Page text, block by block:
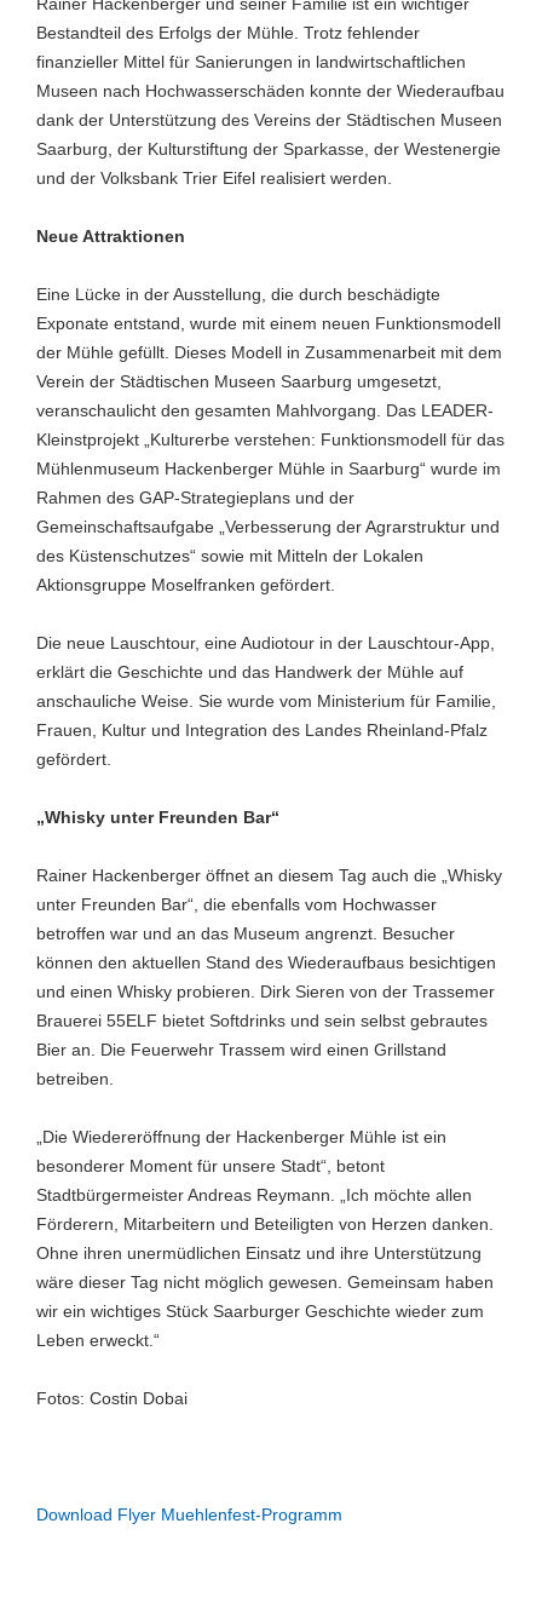
Bestandteil des Erfolgs der Mühle. Trotz fehlender
finanzieller Mittel für Sanierungen in landwirtschaftlichen
Museen nach Hochwasserschäden konnte der Wiederaufbau
dank der Unterstützung des Vereins der Städtischen Museen
Saarburg, der Kulturstiftung der Sparkasse, der Westenergie
und der Volksbank Trier Eifel realisiert werden.
Neue Attraktionen
Eine Lücke in der Ausstellung, die durch beschädigte
Exponate entstand, wurde mit einem neuen Funktionsmodell
der Mühle gefüllt. Dieses Modell in Zusammenarbeit mit dem
Verein der Städtischen Museen Saarburg umgesetzt,
veranschaulicht den gesamten Mahlvorgang. Das LEADER-
Kleinstprojekt „Kulturerbe verstehen: Funktionsmodell für das
Mühlenmuseum Hackenberger Mühle in Saarburg“ wurde im
Rahmen des GAP-Strategieplans und der
Gemeinschaftsaufgabe „Verbesserung der Agrarstruktur und
des Küstenschutzes“ sowie mit Mitteln der Lokalen
Aktionsgruppe Moselfranken gefördert.
Die neue Lauschtour, eine Audiotour in der Lauschtour-App,
erklärt die Geschichte und das Handwerk der Mühle auf
anschauliche Weise. Sie wurde vom Ministerium für Familie,
Frauen, Kultur und Integration des Landes Rheinland-Pfalz
gefördert.
„Whisky unter Freunden Bar“
Rainer Hackenberger öffnet an diesem Tag auch die „Whisky
unter Freunden Bar“, die ebenfalls vom Hochwasser
betroffen war und an das Museum angrenzt. Besucher
können den aktuellen Stand des Wiederaufbaus besichtigen
und einen Whisky probieren. Dirk Sieren von der Trassemer
Brauerei 55ELF bietet Softdrinks und sein selbst gebrautes
Bier an. Die Feuerwehr Trassem wird einen Grillstand
betreiben.
„Die Wiedereröffnung der Hackenberger Mühle ist ein
besonderer Moment für unsere Stadt“, betont
Stadtbürgermeister Andreas Reymann. „Ich möchte allen
Förderern, Mitarbeitern und Beteiligten von Herzen danken.
Ohne ihren unermüdlichen Einsatz und ihre Unterstützung
wäre dieser Tag nicht möglich gewesen. Gemeinsam haben
wir ein wichtiges Stück Saarburger Geschichte wieder zum
Leben erweckt.“
Fotos: Costin Dobai
Download Flyer Muehlenfest-Programm